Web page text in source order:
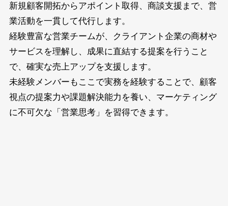
新規顧客開拓からアポイント取得、商談支援まで、営
業活動を一貫して代行します。
経験豊富な営業チームが、クライアント企業の商材や
サービスを理解し、成果に直結する提案を行うこと
で、確実な売上アップを支援します。
未経験メンバーもここで実務を経験することで、顧客
視点の提案力や課題解決能力を養い、マーケティング
に不可欠な「営業思考」を習得できます。